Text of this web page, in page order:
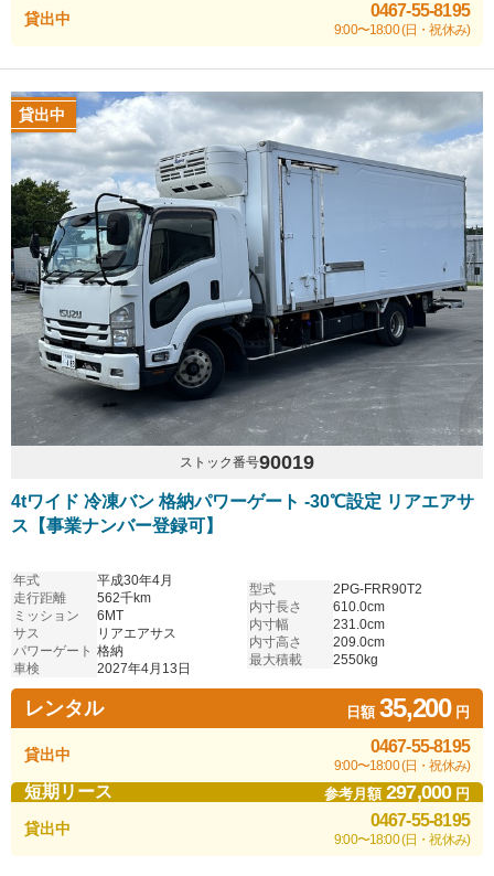
貸出中 0467-55-8195
9:00〜18:00 (日・祝休み)
貸出中
ストック番号90019
4tワイド 冷凍バン 格納パワーゲート -30℃設定 リアエアサ
ス【事業ナンバー登録可】
年式
平成30年4月
走行距離
562千km
ミッション
6MT
サス
リアエアサス
パワーゲート 格納
車検
2027年4月13日
型式
2PG-FRR90T2
内寸長さ
610.0cm
内寸幅
231.0cm
内寸高さ
209.0cm
最大積載
2550kg
レンタル 日額35,200円
貸出中 0467-55-8195
9:00〜18:00 (日・祝休み)
短期リース 参考月額297,000円
貸出中 0467-55-8195
9:00〜18:00 (日・祝休み)